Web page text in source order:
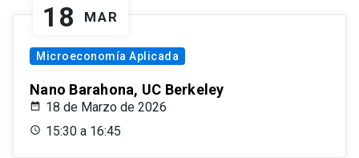
18 MAR
Microeconomía Aplicada
Nano Barahona, UC Berkeley
18 de Marzo de 2026
15:30 a 16:45